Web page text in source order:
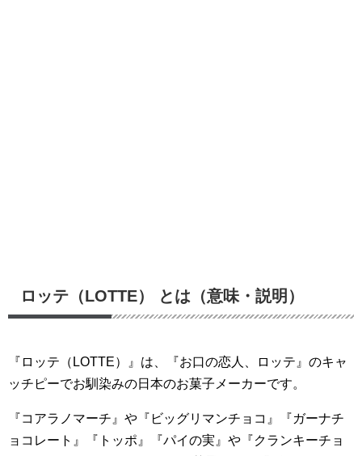
ロッテ（LOTTE） とは（意味・説明）
『ロッテ（LOTTE）』は、『お口の恋人、ロッテ』のキャ
ッチピーでお馴染みの日本のお菓子メーカーです。
『コアラノマーチ』や『ビッグリマンチョコ』『ガーナチ
ョコレート』『トッポ』『パイの実』や『クランキーチョ